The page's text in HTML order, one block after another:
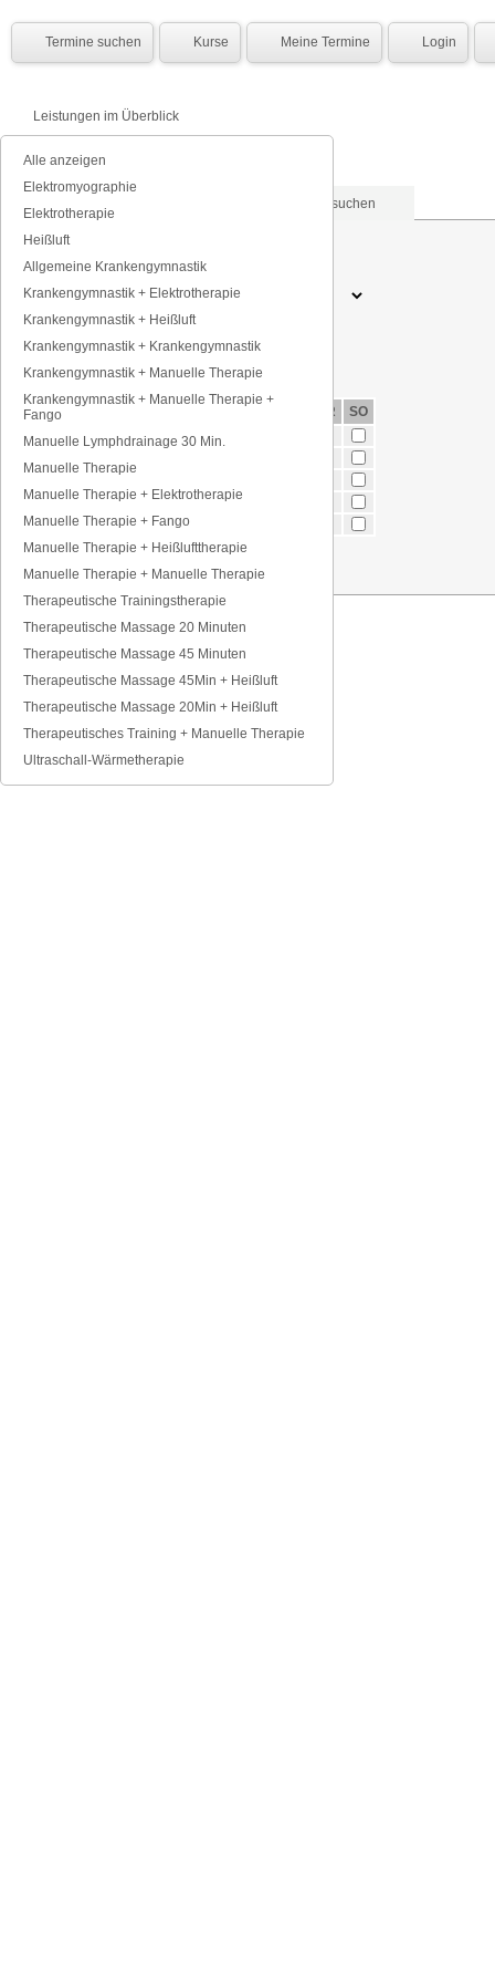
Termine suchen Kurse Meine Termine Login
Leistungen im Überblick
Alle anzeigen
Elektromyographie
Elektrotherapie
Heißluft
Allgemeine Krankengymnastik
Krankengymnastik + Elektrotherapie
Krankengymnastik + Heißluft
Krankengymnastik + Krankengymnastik
Krankengymnastik + Manuelle Therapie
Krankengymnastik + Manuelle Therapie +
Fango
Manuelle Lymphdrainage 30 Min.
Manuelle Therapie
Manuelle Therapie + Elektrotherapie
Manuelle Therapie + Fango
Manuelle Therapie + Heißlufttherapie
Manuelle Therapie + Manuelle Therapie
Therapeutische Trainingstherapie
Therapeutische Massage 20 Minuten
Therapeutische Massage 45 Minuten
Therapeutische Massage 45Min + Heißluft
Therapeutische Massage 20Min + Heißluft
Therapeutisches Training + Manuelle Therapie
Ultraschall-Wärmetherapie
Nach Tagen suchen
Datum (TT.MM.JJJJ)
Tageszeit
FR
SO
morgens
7-10 Uhr
nachmittags 14-17 Uhr
abends
17-20 Uhr